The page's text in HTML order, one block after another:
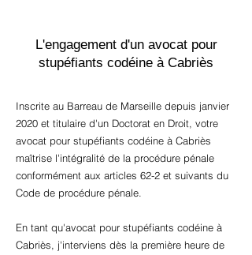
L'engagement d'un avocat pour
stupéfiants codéine à Cabriès
Inscrite au Barreau de Marseille depuis janvier
2020 et titulaire d'un Doctorat en Droit, votre
avocat pour stupéfiants codéine à Cabriès
maîtrise l'intégralité de la procédure pénale
conformément aux articles 62-2 et suivants du
Code de procédure pénale.
En tant qu'avocat pour stupéfiants codéine à
Cabriès, j'interviens dès la première heure de